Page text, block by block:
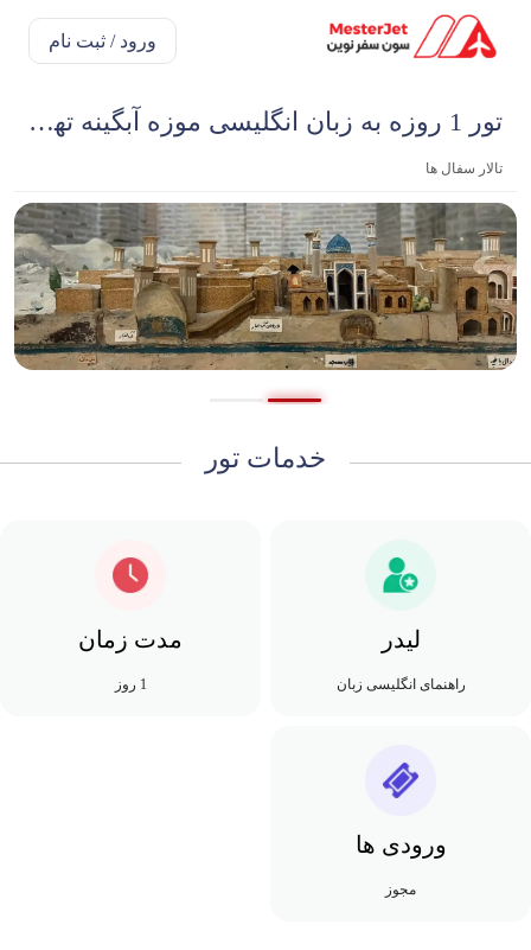
ورود / ثبت نام
تور 1 روزه به زبان انگلیسی موزه آبگینه تهران
تالار سفال ها
خدمات تور
لیدر
راهنمای انگلیسی زبان
مدت زمان
1 روز
ورودی ها
مجوز